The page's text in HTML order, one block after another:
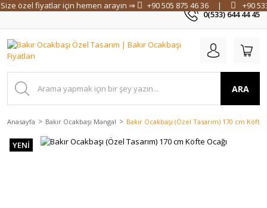
0(533) 644 44 45
ARA
Anasayfa Bakır Ocakbaşı Mangal Bakır Ocakbaşı (Özel Tasarım) 170 cm Köfte
YENİ
Size özel fiyatlar için hemen arayın ⇒ +90 505 875 46 36 | +90